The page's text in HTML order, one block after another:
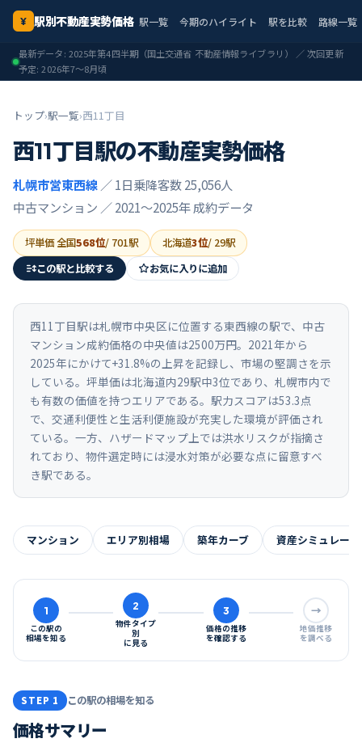
¥ 駅別不動産実勢価格 駅一覧 今期のハイライト 駅を比較 路線一覧
最新データ: 2025年第4四半期（国土交通省 不動産情報ライブラリ） ／ 次回更新
予定:2026年7〜8月頃
トップ›駅一覧›西11丁目
西11丁目駅の不動産実勢価格
札幌市営東西線 ／ 1日乗降客数 25,056人
中古マンション ／2021〜2025年成約データ
坪単価 全国568位/ 701駅 北海道3位/ 29駅
この駅と比較する
お気に入りに追加
西11丁目駅は札幌市中央区に位置する東西線の駅で、中古
マンション成約価格の中央値は2500万円。2021年から
2025年にかけて+31.8%の上昇を記録し、市場の堅調さを示
している。坪単価は北海道内29駅中3位であり、札幌市内で
も有数の価値を持つエリアである。駅力スコアは53.3点
で、交通利便性と生活利便施設が充実した環境が評価され
ている。一方、ハザードマップ上では洪水リスクが指摘さ
れており、物件選定時には浸水対策が必要な点に留意すべ
き駅である。
マンション エリア別相場 築年カーブ 資産シミュレー
1
この駅の
相場を知る
2
物件タイプ
別
に見る
3
価格の推移
を確認する
→
地価推移
を調べる
STEP 1 この駅の相場を知る
価格サマリー